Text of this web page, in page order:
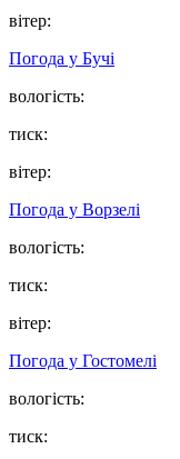
вітер:
Погода у Бучі
вологість:
тиск:
вітер:
Погода у Ворзелі
вологість:
тиск:
вітер:
Погода у Гостомелі
вологість:
тиск: